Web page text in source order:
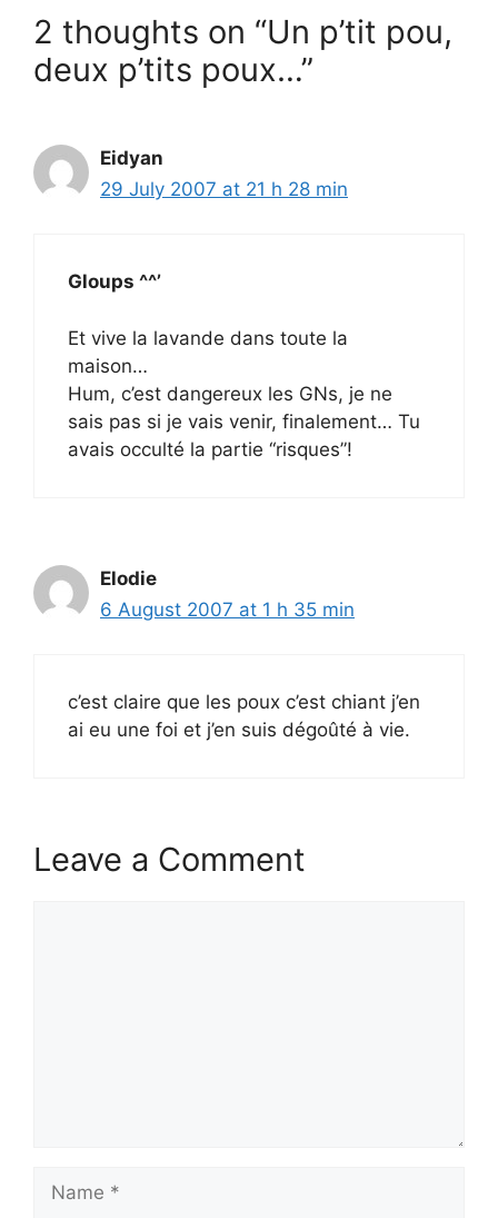
2 thoughts on “Un p’tit pou,
deux p’tits poux…”
Eidyan
29 July 2007 at 21 h 28 min
Gloups ^^’
Et vive la lavande dans toute la
maison…
Hum, c’est dangereux les GNs, je ne
sais pas si je vais venir, finalement… Tu
avais occulté la partie “risques”!
Elodie
6 August 2007 at 1 h 35 min
c’est claire que les poux c’est chiant j’en
ai eu une foi et j’en suis dégoûté à vie.
Leave a Comment